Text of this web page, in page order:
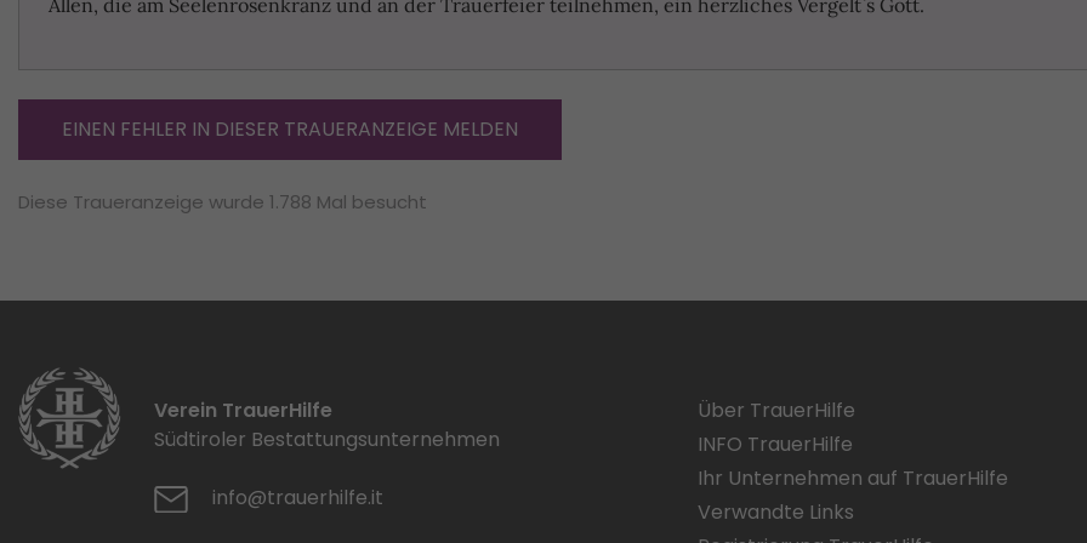
Allen, die am Seelenrosenkranz und an der Trauerfeier teilnehmen, ein herzliches Vergelt`s Gott.
EINEN FEHLER IN DIESER TRAUERANZEIGE MELDEN
Diese Traueranzeige wurde 1.788 Mal besucht
Verein TrauerHilfe
Südtiroler Bestattungsunternehmen
info@trauerhilfe.it
Über TrauerHilfe
INFO TrauerHilfe
Ihr Unternehmen auf TrauerHilfe
Verwandte Links